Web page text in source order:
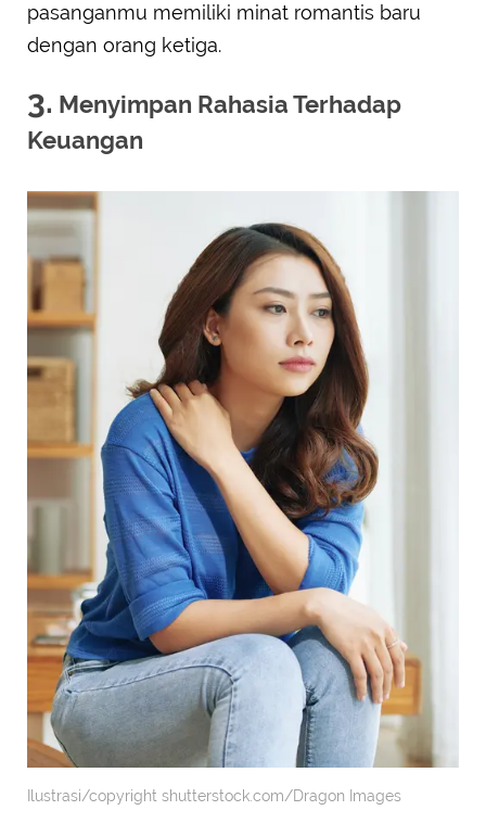
pasanganmu memiliki minat romantis baru
dengan orang ketiga.
3. Menyimpan Rahasia Terhadap
Keuangan
Ilustrasi/copyright shutterstock.com/Dragon Images